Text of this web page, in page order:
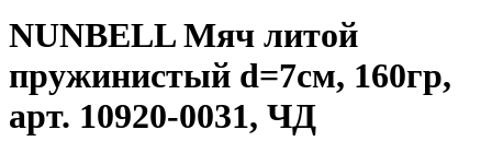
NUNBELL Мяч литой
пружинистый d=7см, 160гр,
арт. 10920-0031, ЧД